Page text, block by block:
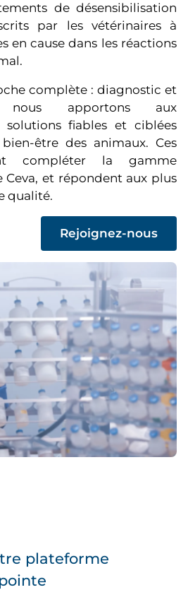
de désensibilisation
par les vétérinaires à
en cause dans les réactions
complète : diagnostic et
nous apportons aux
solutions fiables et ciblées
être des animaux. Ces
compléter la gamme
et répondent aux plus
qualité.
Rejoignez-nous
plateforme